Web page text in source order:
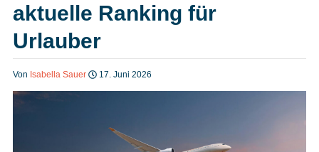
aktuelle Ranking für
Urlauber
Von Isabella Sauer 17. Juni 2026